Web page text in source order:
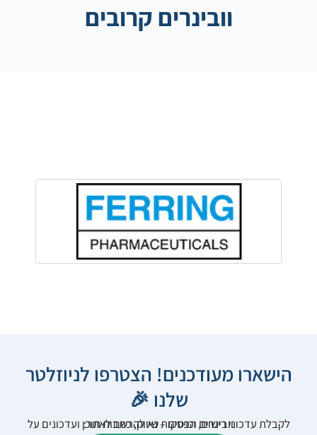
וובינרים קרובים
הישארו מעודכנים! הצטרפו לניוזלטר
שלנו 🎉
לקבלת עדכוני רישום, הפסקות שיווק, כתבות תוכן ועדכונים על וובינרים וכנסים – נא להרשם לאתר: